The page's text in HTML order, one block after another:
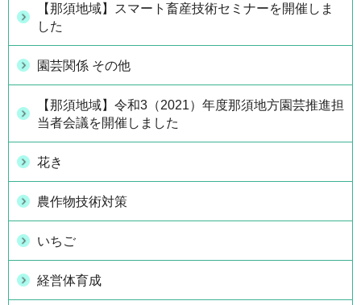
【那須地域】スマート畜産技術セミナーを開催しま
した
園芸関係 その他
【那須地域】令和3（2021）年度那須地方園芸推進担
当者会議を開催しました
花き
農作物技術対策
いちご
経営体育成